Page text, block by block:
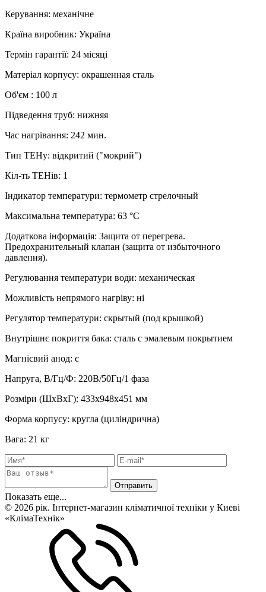
Керування: механічне
Країна виробник: Україна
Термін гарантії: 24 місяці
Матеріал корпусу: окрашенная сталь
Об'єм : 100 л
Підведення труб: нижняя
Час нагрівання: 242 мин.
Тип ТЕНу: відкритий ("мокрий")
Кіл-ть ТЕНів: 1
Індикатор температури: термометр стрелочный
Максимальна температура: 63 °C
Додаткова інформація: Защита от перегрева.
Предохранительный клапан (защита от избыточного
давления).
Регулювання температури води: механическая
Можливість непрямого нагріву: ні
Регулятор температури: скрытый (под крышкой)
Внутрішнє покриття бака: сталь с эмалевым покрытием
Магнієвий анод: є
Напруга, В/Гц/Ф: 220В/50Гц/1 фаза
Розміри (ШхВхГ): 433x948x451 мм
Форма корпусу: кругла (циліндрична)
Вага: 21 кг
Показать еще...
© 2026 рік. Інтернет-магазин кліматичної техніки у Киеві
«КлімаТехнік»